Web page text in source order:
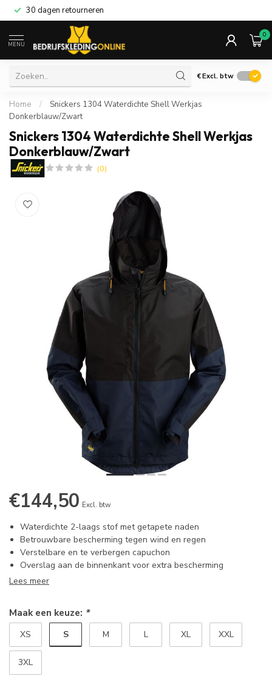
30 dagen retourneren
MENU
0
€Excl. btw
Home /
Snickers 1304 Waterdichte Shell Werkjas
Donkerblauw/Zwart
Snickers 1304 Waterdichte Shell Werkjas
Donkerblauw/Zwart
(0)
€144,50 Excl. btw
Waterdichte 2-laags stof met getapete naden
Betrouwbare bescherming tegen wind en regen
Verstelbare en te verbergen capuchon
Overslag aan de binnenkant voor extra bescherming
Lees meer
Maak een keuze: *
XS S M L XL XXL
3XL